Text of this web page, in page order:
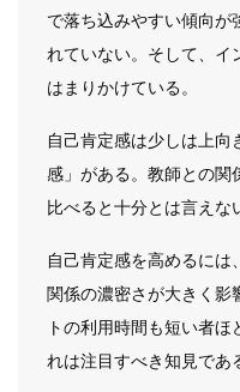
で落ち込みやすい傾向が
れていない。そして、イ
はまりかけている。
自己肯定感は少しは上
感」がある。教師との関
比べると十分とは言えな
自己肯定感を高めるに
関係の濃密さが大きく影
トの利用時間も短い者
れは注目すべき知見であ